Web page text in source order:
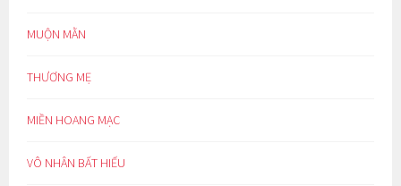
MUỘN MẰN
THƯƠNG MẸ
MIỀN HOANG MẠC
VÔ NHÂN BẤT HIẾU